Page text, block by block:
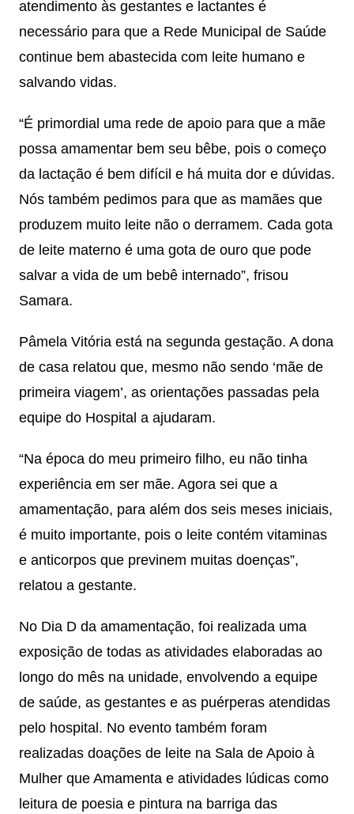
atendimento às gestantes e lactantes é
necessário para que a Rede Municipal de Saúde
continue bem abastecida com leite humano e
salvando vidas.
“É primordial uma rede de apoio para que a mãe
possa amamentar bem seu bêbe, pois o começo
da lactação é bem difícil e há muita dor e dúvidas.
Nós também pedimos para que as mamães que
produzem muito leite não o derramem. Cada gota
de leite materno é uma gota de ouro que pode
salvar a vida de um bebê internado”, frisou
Samara.
Pâmela Vitória está na segunda gestação. A dona
de casa relatou que, mesmo não sendo ‘mãe de
primeira viagem’, as orientações passadas pela
equipe do Hospital a ajudaram.
“Na época do meu primeiro filho, eu não tinha
experiência em ser mãe. Agora sei que a
amamentação, para além dos seis meses iniciais,
é muito importante, pois o leite contém vitaminas
e anticorpos que previnem muitas doenças”,
relatou a gestante.
No Dia D da amamentação, foi realizada uma
exposição de todas as atividades elaboradas ao
longo do mês na unidade, envolvendo a equipe
de saúde, as gestantes e as puérperas atendidas
pelo hospital. No evento também foram
realizadas doações de leite na Sala de Apoio à
Mulher que Amamenta e atividades lúdicas como
leitura de poesia e pintura na barriga das